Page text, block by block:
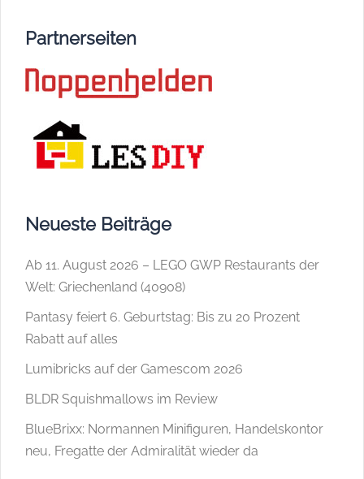
Partnerseiten
Neueste Beiträge
Ab 11. August 2026 – LEGO GWP Restaurants der
Welt: Griechenland (40908)
Pantasy feiert 6. Geburtstag: Bis zu 20 Prozent
Rabatt auf alles
Lumibricks auf der Gamescom 2026
BLDR Squishmallows im Review
BlueBrixx: Normannen Minifiguren, Handelskontor
neu, Fregatte der Admiralität wieder da